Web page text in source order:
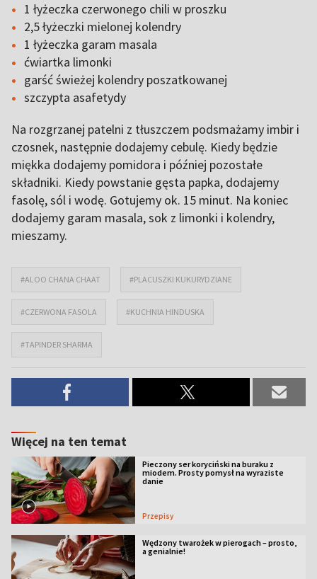
1 łyżeczka czerwonego chili w proszku
2,5 łyżeczki mielonej kolendry
1 łyżeczka garam masala
ćwiartka limonki
garść świeżej kolendry poszatkowanej
szczypta asafetydy
Na rozgrzanej patelni z tłuszczem podsmażamy imbir i
czosnek, następnie dodajemy cebulę. Kiedy będzie
miękka dodajemy pomidora i później pozostałe
składniki. Kiedy powstanie gęsta papka, dodajemy
fasolę, sól i wodę. Gotujemy ok. 15 minut. Na koniec
dodajemy garam masala, sok z limonki i kolendry,
mieszamy.
#ALOO CHANA CHAAT #PLACUSZKI KUKURYDZIANE
#CZERWONA FASOLA #KUCHNIA HINDUSKA
#TAPINDER SHARMA
Więcej na ten temat
Pieczony ser koryciński na buraku z
miodem. Prosty pomysł na wyraziste
danie
Przepisy
Wędzony twarożek w pierogach – prosto,
a genialnie!